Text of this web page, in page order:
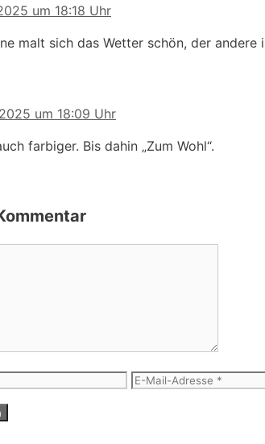
um 18:18 Uhr
malt sich das Wetter schön, der
um 18:09 Uhr
farbiger. Bis dahin „Zum Wohl“.
E-